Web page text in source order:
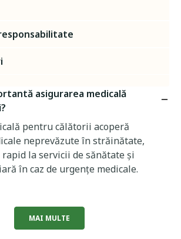
asigurarea medicală
pentru călătorii acoperă
neprevăzute în străinătate,
rapid la servicii de sănătate și
în caz de urgențe medicale.
MAI MULTE